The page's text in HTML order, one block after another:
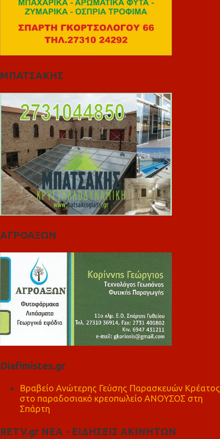
ΜΠΑΤΣΑΚΗΣ
ΑΓΡΟΑΞΩΝ
Diafimistes.gr
Βραβείο Ανώτερης Γεύσης Παρασκευών Κρέατος
στο παραδοσιακό κρεοπωλείο ΑΝΟΥΣΟΣ στη
Σπάρτη
RETV.gr ΝΕΑ - ΕΙΔΗΣΕΙΣ ΑΚΙΝΗΤΩΝ